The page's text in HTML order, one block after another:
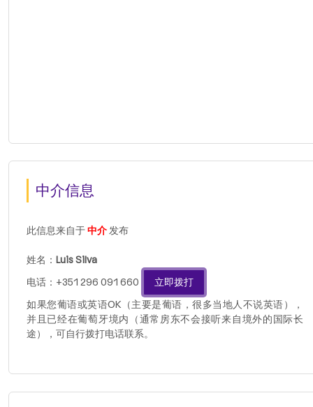
中介信息
此信息来自于中介发布
姓名： Luis Silva
电话：+351 296 091 660
立即拨打
如果您葡语或英语OK（主要是葡语，很多当地人不说英语），
并且已经在葡萄牙境内（通常房东不会接听来自境外的国际长
途），可自行拨打电话联系。